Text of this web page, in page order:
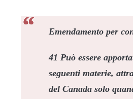
Emendamento per
41 Può essere
seguenti materie,
del Canada solo